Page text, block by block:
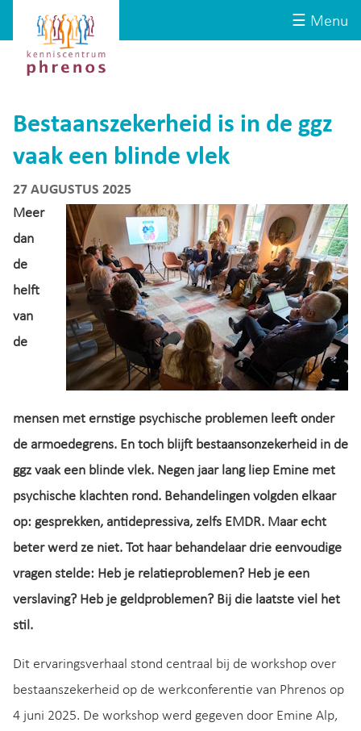
☰ Menu
Kenniscentrum
Phrenos
website
Bestaanszekerheid is in de ggz
vaak een blinde vlek
27 AUGUSTUS 2025
Meer
dan
de
helft
van
de
mensen met ernstige psychische problemen leeft onder
de armoedegrens. En toch blijft bestaansonzekerheid in de
ggz vaak een blinde vlek. Negen jaar lang liep Emine met
psychische klachten rond. Behandelingen volgden elkaar
op: gesprekken, antidepressiva, zelfs EMDR. Maar echt
beter werd ze niet. Tot haar behandelaar drie eenvoudige
vragen stelde: Heb je relatieproblemen? Heb je een
verslaving? Heb je geldproblemen? Bij die laatste viel het
stil.
Dit ervaringsverhaal stond centraal bij de workshop over
bestaanszekerheid op de werkconferentie van Phrenos op
4 juni 2025. De workshop werd gegeven door Emine Alp,